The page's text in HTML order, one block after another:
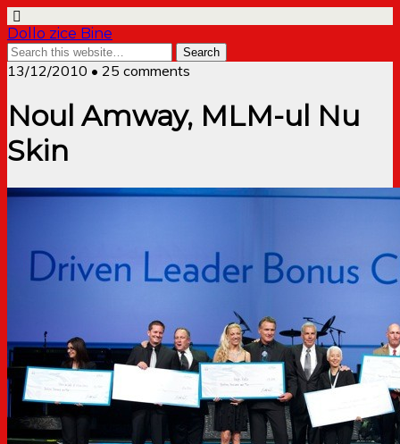
Dollo zice Bine
13/12/2010 • 25 comments
Noul Amway, MLM-ul Nu
Skin